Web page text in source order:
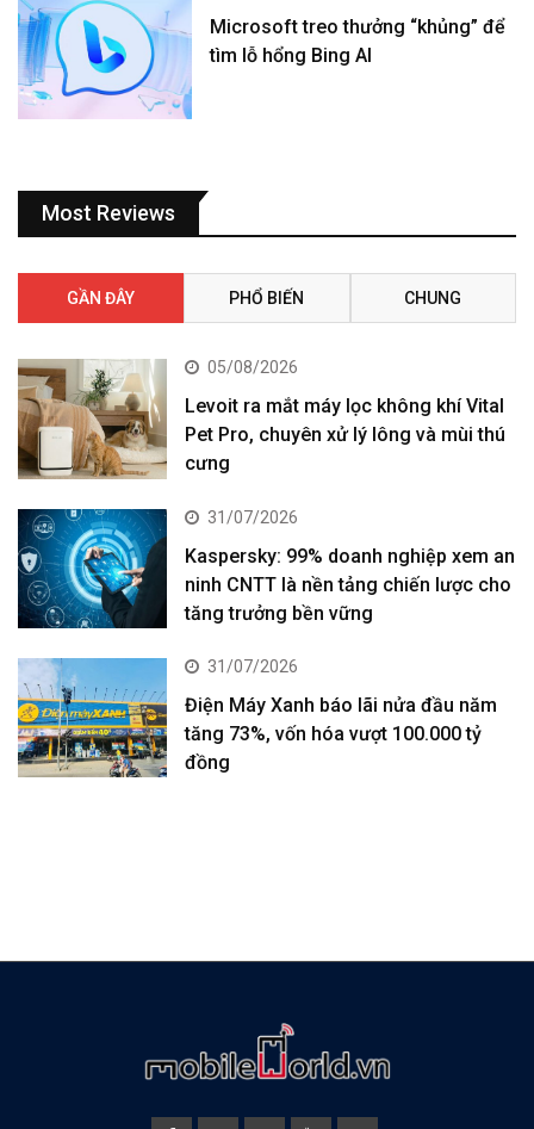
Microsoft treo thưởng “khủng” để
tìm lỗ hổng Bing AI
Most Reviews
GẦN ĐÂY PHỔ BIẾN CHUNG
05/08/2026
Levoit ra mắt máy lọc không khí Vital
Pet Pro, chuyên xử lý lông và mùi thú
cưng
31/07/2026
Kaspersky: 99% doanh nghiệp xem an
ninh CNTT là nền tảng chiến lược cho
tăng trưởng bền vững
31/07/2026
Điện Máy Xanh báo lãi nửa đầu năm
tăng 73%, vốn hóa vượt 100.000 tỷ
đồng